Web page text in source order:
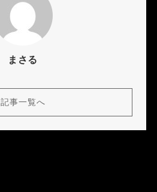
まさる
記事一覧へ